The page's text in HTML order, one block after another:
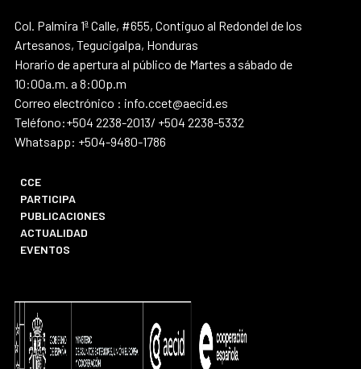
Col. Palmira 1ª Calle, #655, Contiguo al Redondel de los
Artesanos, Tegucigalpa, Honduras
Horario de apertura al público de Martes a sábado de
10:00a.m. a 8:00p.m
Correo electrónico : info.ccet@aecid.es
Teléfono:+504 2238-2013/ +504 2238-5332
Whatsapp: +504-9480-1786
CCE
PARTICIPA
PUBLICACIONES
ACTUALIDAD
EVENTOS